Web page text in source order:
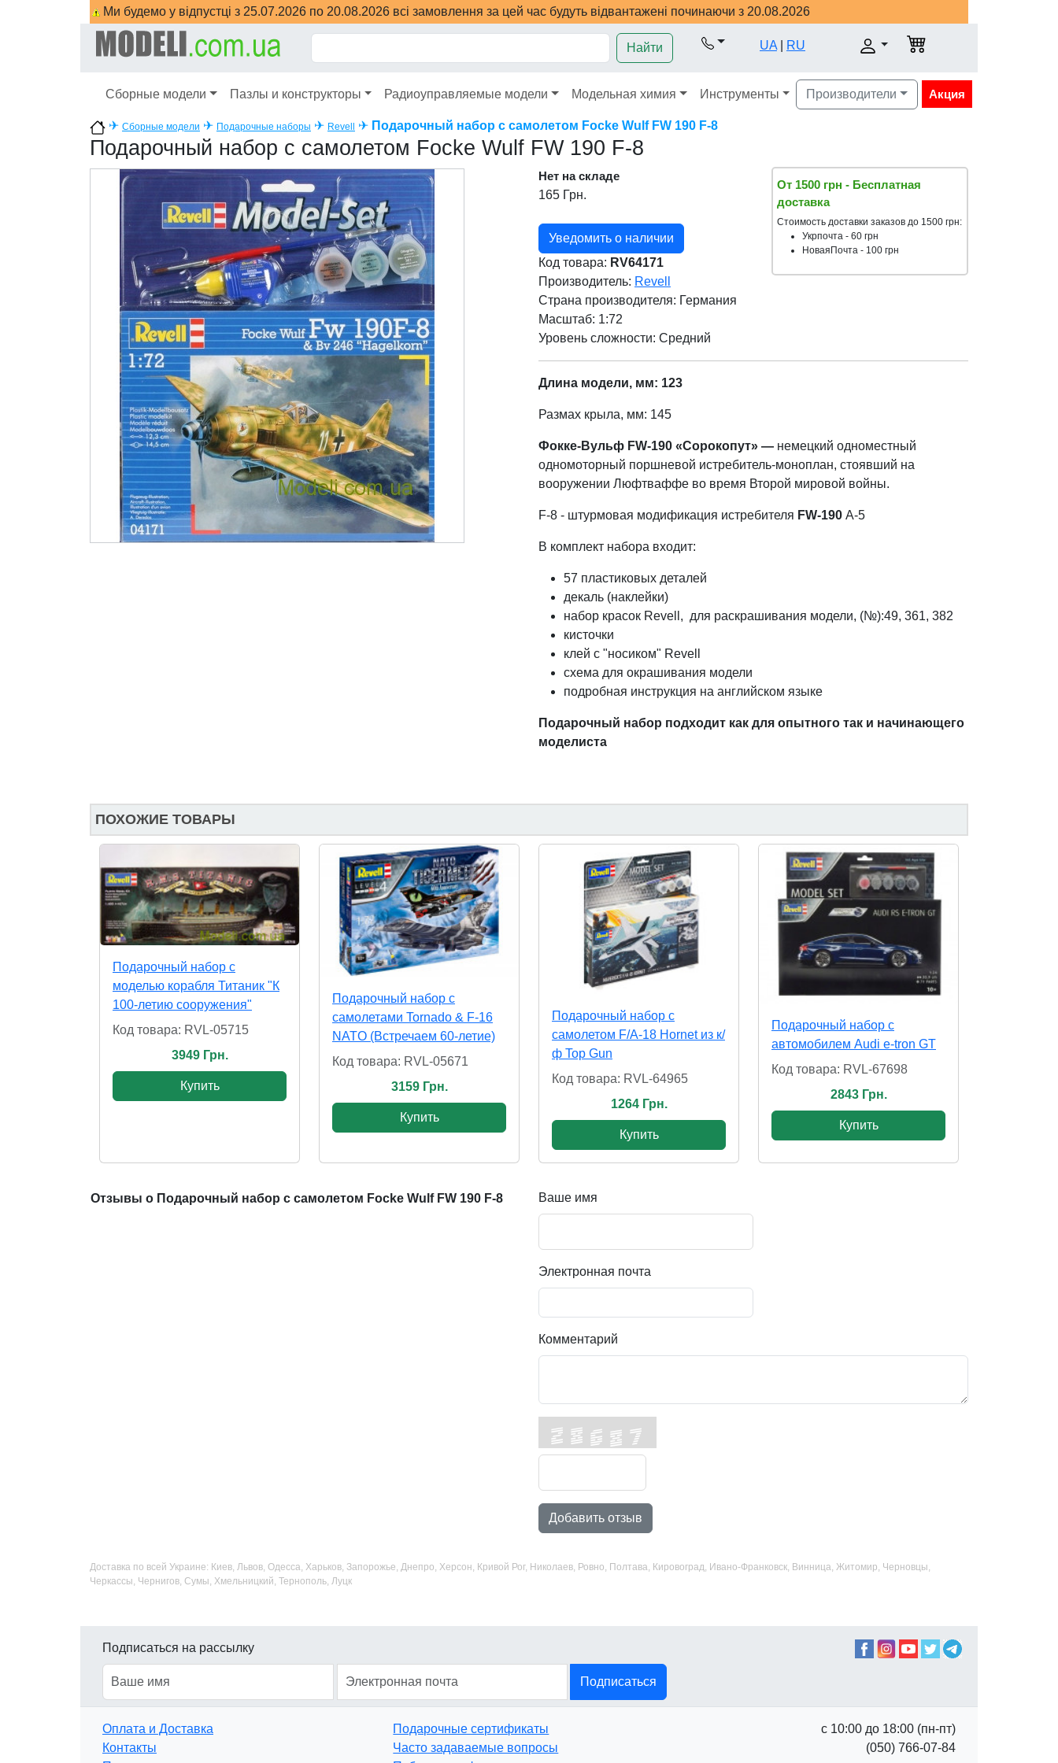
Ми будемо у відпустці з 25.07.2026 по 20.08.2026 всі замовлення за цей час будуть відвантажені починаючи з 20.08.2026
Найти UA RU
Сборные модели Пазлы и конструкторы Радиоуправляемые модели Модельная химия Инструменты Производители Акция
✈ Сборные модели ✈ Подарочные наборы ✈ Revell ✈ Подарочный набор с самолетом Focke Wulf FW 190 F-8
Подарочный набор с самолетом Focke Wulf FW 190 F-8
Нет на складе
165 Грн.
Уведомить о наличии
Код товара: RV64171
Производитель: Revell
Страна производителя: Германия
Масштаб: 1:72
Уровень сложности: Cредний
От 1500 грн - Бесплатная
доставка
Стоимость доставки заказов до 1500 грн:
Укрпочта - 60 грн
НоваяПочта - 100 грн
Длина модели, мм: 123
Размах крыла, мм: 145
Фокке-Вульф FW-190 «Сорокопут» — немецкий одноместный
одномоторный поршневой истребитель-моноплан, стоявший на
вооружении Люфтваффе во время Второй мировой войны.
F-8 - штурмовая модификация истребителя FW-190 А-5
В комплект набора входит:
57 пластиковых деталей
декаль (наклейки)
набор красок Revell, для раскрашивания модели, (№):49, 361, 382
кисточки
клей с "носиком" Revell
схема для окрашивания модели
подробная инструкция на английском языке
Подарочный набор подходит как для опытного так и начинающего
моделиста
ПОХОЖИЕ ТОВАРЫ
Подарочный набор с
моделью корабля Титаник "К
100-летию сооружения"
Код товара: RVL-05715
3949 Грн.
Купить
Подарочный набор с
самолетами Tornado & F-16
NATO (Встречаем 60-летие)
Код товара: RVL-05671
3159 Грн.
Купить
Подарочный набор с
самолетом F/A-18 Hornet из к/
ф Top Gun
Код товара: RVL-64965
1264 Грн.
Купить
Подарочный набор с
автомобилем Audi e-tron GT
Код товара: RVL-67698
2843 Грн.
Купить
Отзывы о Подарочный набор с самолетом Focke Wulf FW 190 F-8 Ваше имя
Электронная почта
Комментарий
Добавить отзыв
Доставка по всей Украине: Киев, Львов, Одесса, Харьков, Запорожье, Днепро, Херсон, Кривой Рог, Николаев, Ровно, Полтава, Кировоград, Ивано-Франковск, Винница, Житомир, Черновцы,
Черкассы, Чернигов, Сумы, Хмельницкий, Тернополь, Луцк
Подписаться на рассылку
Подписаться
Оплата и Доставка
Контакты
Подарочные сертификаты
Часто задаваемые вопросы
с 10:00 до 18:00 (пн-пт)
(050) 766-07-84